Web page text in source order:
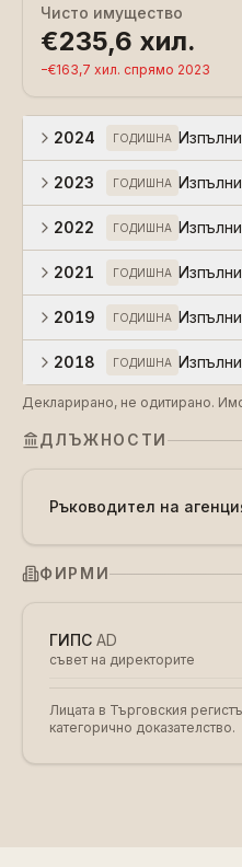
Чисто имущество
€235,6 хил.
−€163,7 хил. спрямо 2023
2024 ГОДИШНА
2023 ГОДИШНА
2022 ГОДИШНА
2021 ГОДИШНА
2019 ГОДИШНА
2018 ГОДИШНА
Декларирано, не одитирано.
ДЛЪЖНОСТИ
Ръководител на
ФИРМИ
ГИПС AD
съвет на директорите
Лицата в Търговския
категорично доказателство.